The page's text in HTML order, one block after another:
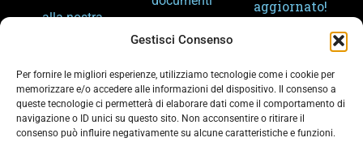
Gestisci Consenso
Per fornire le migliori esperienze, utilizziamo tecnologie come i cookie per
memorizzare e/o accedere alle informazioni del dispositivo. Il consenso a
queste tecnologie ci permetterà di elaborare dati come il comportamento di
navigazione o ID unici su questo sito. Non acconsentire o ritirare il
consenso può influire negativamente su alcune caratteristiche e funzioni.
alla nostra
passione per lo
sport e il fiume.
Gemellaggi
Arpa – Meteo
aggiornato!